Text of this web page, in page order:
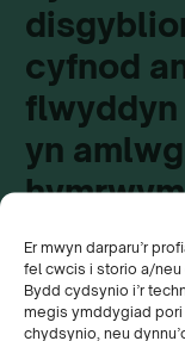
Er mwyn darparu’r
fel cwcis i storio a/neu
Bydd cydsynio i’r
megis ymddygiad pori
chydsynio, neu
cyfnod
yn
â’r
wedi
gyd